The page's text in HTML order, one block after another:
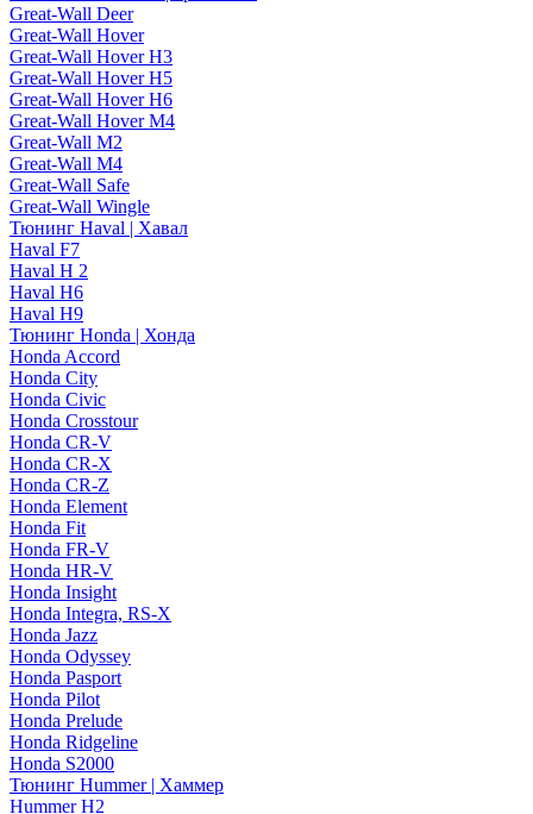
Great-Wall Deer
Great-Wall Hover
Great-Wall Hover H3
Great-Wall Hover H5
Great-Wall Hover H6
Great-Wall Hover M4
Great-Wall M2
Great-Wall M4
Great-Wall Safe
Great-Wall Wingle
Тюнинг Haval | Хавал
Haval F7
Haval H 2
Haval H6
Haval H9
Тюнинг Honda | Хонда
Honda Accord
Honda City
Honda Civic
Honda Crosstour
Honda CR-V
Honda CR-X
Honda CR-Z
Honda Element
Honda Fit
Honda FR-V
Honda HR-V
Honda Insight
Honda Integra, RS-X
Honda Jazz
Honda Odyssey
Honda Pasport
Honda Pilot
Honda Prelude
Honda Ridgeline
Honda S2000
Тюнинг Hummer | Хаммер
Hummer H2